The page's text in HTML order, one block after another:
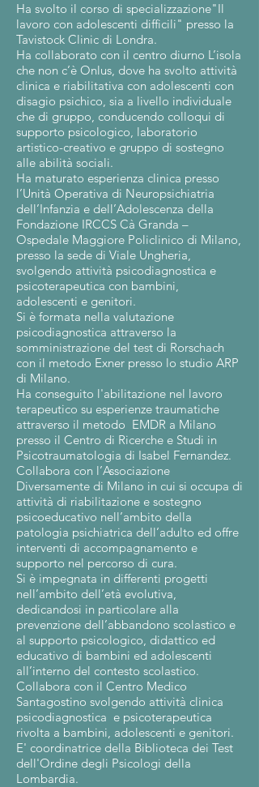
Ha svolto il corso di specializzazione"Il
lavoro con adolescenti difficili" presso la
Tavistock Clinic di Londra.
Ha collaborato con il centro diurno L’isola
che non c’è Onlus, dove ha svolto attività
clinica e riabilitativa con adolescenti con
disagio psichico, sia a livello individuale
che di gruppo, conducendo colloqui di
supporto psicologico, laboratorio
artistico-creativo e gruppo di sostegno
alle abilità sociali.
Ha maturato esperienza clinica presso
l’Unità Operativa di Neuropsichiatria
dell’Infanzia e dell’Adolescenza della
Fondazione IRCCS Cà Granda –
Ospedale Maggiore Policlinico di Milano,
presso la sede di Viale Ungheria,
svolgendo attività psicodiagnostica e
psicoterapeutica con bambini,
adolescenti e genitori.
Si è formata nella valutazione
psicodiagnostica attraverso la
somministrazione del test di Rorschach
con il metodo Exner presso lo studio ARP
di Milano.
Ha conseguito l'abilitazione nel lavoro
terapeutico su esperienze traumatiche
attraverso il metodo EMDR a Milano
presso il Centro di Ricerche e Studi in
Psicotraumatologia di Isabel Fernandez.
Collabora con l’Associazione
Diversamente di Milano in cui si occupa di
attività di riabilitazione e sostegno
psicoeducativo nell’ambito della
patologia psichiatrica dell’adulto ed offre
interventi di accompagnamento e
supporto nel percorso di cura.
Si è impegnata in differenti progetti
nell’ambito dell’età evolutiva,
dedicandosi in particolare alla
prevenzione dell’abbandono scolastico e
al supporto psicologico, didattico ed
educativo di bambini ed adolescenti
all’interno del contesto scolastico.
Collabora con il Centro Medico
Santagostino svolgendo attività clinica
psicodiagnostica e psicoterapeutica
rivolta a bambini, adolescenti e genitori.
E' coordinatrice della Biblioteca dei Test
dell'Ordine degli Psicologi della
Lombardia.